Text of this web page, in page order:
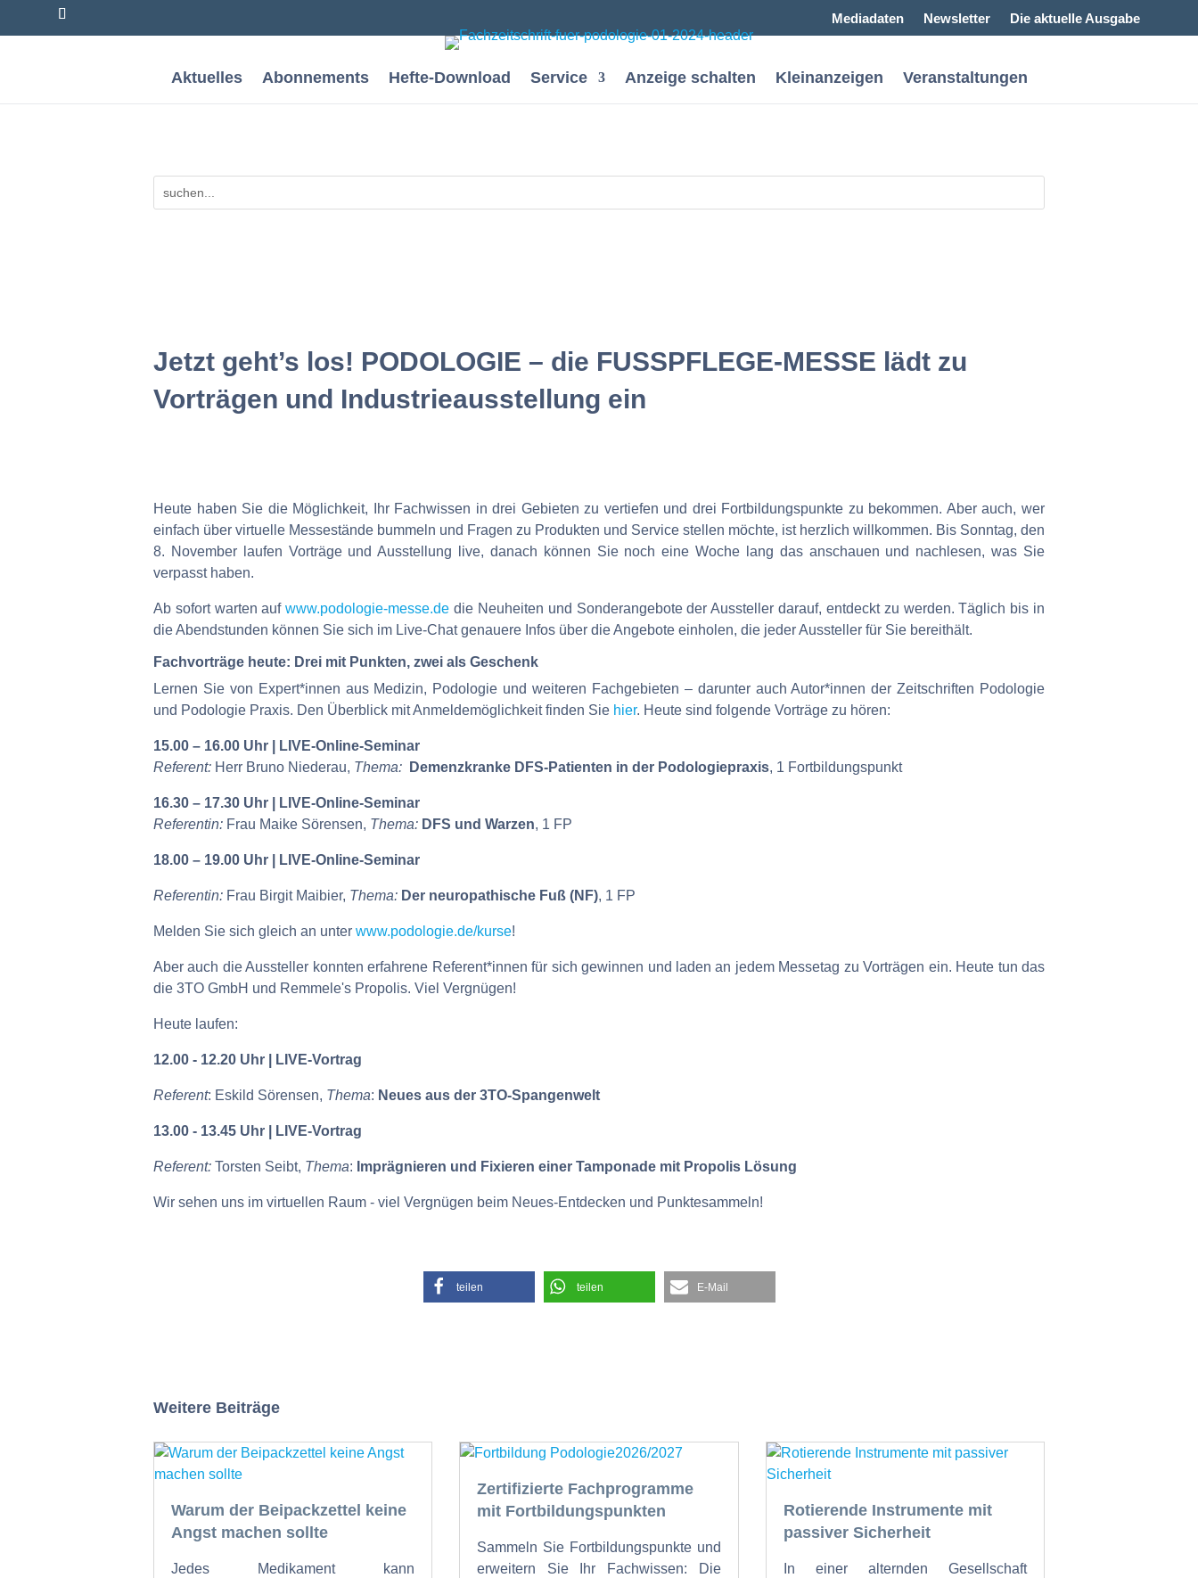
Mediadaten Newsletter Die aktuelle Ausgabe
Aktuelles Abonnements Hefte-Download Service Anzeige schalten Kleinanzeigen Veranstaltungen
Jetzt geht’s los! PODOLOGIE – die FUSSPFLEGE-MESSE lädt zu
Vorträgen und Industrieausstellung ein
Heute haben Sie die Möglichkeit, Ihr Fachwissen in drei Gebieten zu vertiefen und drei Fortbildungspunkte zu bekommen. Aber auch, wer
einfach über virtuelle Messestände bummeln und Fragen zu Produkten und Service stellen möchte, ist herzlich willkommen. Bis Sonntag, den
8. November laufen Vorträge und Ausstellung live, danach können Sie noch eine Woche lang das anschauen und nachlesen, was Sie
verpasst haben.
Ab sofort warten aufwww.podologie-messe.de die Neuheiten und Sonderangebote der Aussteller darauf, entdeckt zu werden. Täglich bis in
die Abendstunden können Sie sich im Live-Chat genauere Infos über die Angebote einholen, die jeder Aussteller für Sie bereithält.
Fachvorträge heute: Drei mit Punkten, zwei als Geschenk
Lernen Sie von Expert*innen aus Medizin, Podologie und weiteren Fachgebieten – darunter auch Autor*innen der Zeitschriften Podologie
und Podologie Praxis. Den Überblick mit Anmeldemöglichkeit finden Sie hier. Heute sind folgende Vorträge zu hören:
15.00 – 16.00 Uhr | LIVE-Online-Seminar
Referent: Herr Bruno Niederau, Thema: Demenzkranke DFS-Patienten in der Podologiepraxis, 1 Fortbildungspunkt
16.30 – 17.30 Uhr | LIVE-Online-Seminar
Referentin: Frau Maike Sörensen, Thema: DFS und Warzen, 1 FP
18.00 – 19.00 Uhr | LIVE-Online-Seminar
Referentin: Frau Birgit Maibier, Thema: Der neuropathische Fuß (NF), 1 FP
Melden Sie sich gleich an unter www.podologie.de/kurse!
Aber auch die Aussteller konnten erfahrene Referent*innen für sich gewinnen und laden an jedem Messetag zu Vorträgen ein. Heute tun das
die 3TO GmbH und Remmele's Propolis. Viel Vergnügen!
Heute laufen:
12.00 - 12.20 Uhr | LIVE-Vortrag
Referent: Eskild Sörensen, Thema: Neues aus der 3TO-Spangenwelt
13.00 - 13.45 Uhr | LIVE-Vortrag
Referent: Torsten Seibt, Thema: Imprägnieren und Fixieren einer Tamponade mit Propolis Lösung
Wir sehen uns im virtuellen Raum - viel Vergnügen beim Neues-Entdecken und Punktesammeln!
teilen teilen E-Mail
Weitere Beiträge
Warum der Beipackzettel keine
Angst machen sollte
Jedes Medikament kann
Zertifizierte Fachprogramme
mit Fortbildungspunkten
Sammeln Sie Fortbildungspunkte und
erweitern Sie Ihr Fachwissen: Die
Rotierende Instrumente mit
passiver Sicherheit
In einer alternden Gesellschaft